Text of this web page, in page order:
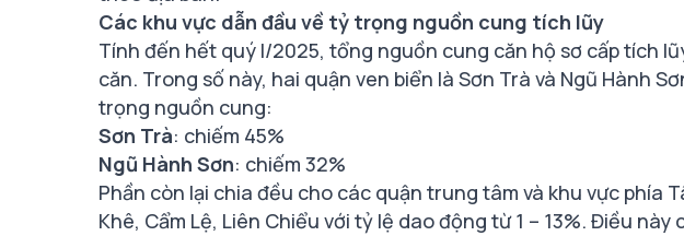
Các khu vực dẫn đầu về tỷ trọng nguồn cung tích lũy
Tính đến hết quý I/2025, tổng nguồn cung căn hộ sơ cấp tích
căn. Trong số này, hai quận ven biển là Sơn Trà và Ngũ Hành
trọng nguồn cung:
Sơn Trà: chiếm 45%
Ngũ Hành Sơn: chiếm 32%
Phần còn lại chia đều cho các quận trung tâm và khu vực phía
Khê, Cẩm Lệ, Liên Chiểu với tỷ lệ dao động từ 1 – 13%. Điều